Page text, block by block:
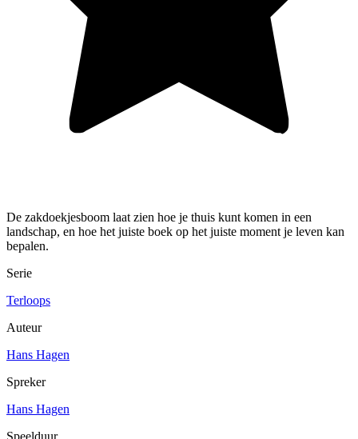
De zakdoekjesboom laat zien hoe je thuis kunt komen in een
landschap, en hoe het juiste boek op het juiste moment je leven kan
bepalen.
Serie
Terloops
Auteur
Hans Hagen
Spreker
Hans Hagen
Speelduur